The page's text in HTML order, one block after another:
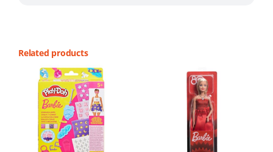
Related products